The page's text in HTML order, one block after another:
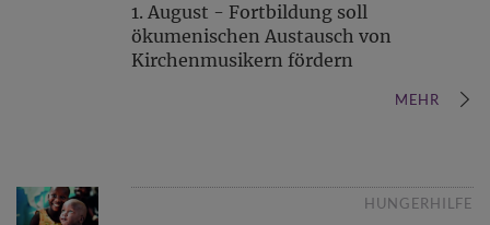
1. August - Fortbildung soll
ökumenischen Austausch von
Kirchenmusikern fördern
MEHR
HUNGERHILFE